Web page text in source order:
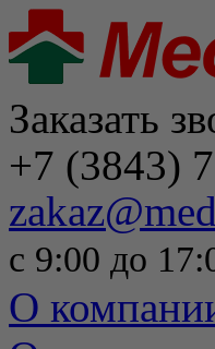
Заказать
+7 (3843)
с 9:00 до
О